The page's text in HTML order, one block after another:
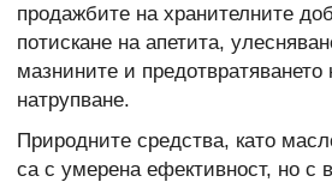
продажбите на хранителните
потискане на апетита,
мазнините и предотвратяването
натрупване.
Природните средства, като
са с умерена ефективност, но с